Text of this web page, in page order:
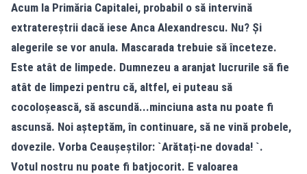
Acum la Primăria Capitalei, probabil o să intervină
extratereștrii dacă iese Anca Alexandrescu. Nu? Și
alegerile se vor anula. Mascarada trebuie să înceteze.
Este atât de limpede. Dumnezeu a aranjat lucrurile să fie
atât de limpezi pentru că, altfel, ei puteau să
cocoloșească, să ascundă...minciuna asta nu poate fi
ascunsă. Noi așteptăm, în continuare, să ne vină probele,
dovezile. Vorba Ceaușeștilor: `Arătați-ne dovada! `.
Votul nostru nu poate fi batjocorit. E valoarea